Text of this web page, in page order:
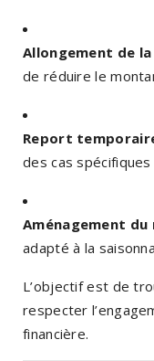
Allongement de
de réduire le
Report
des cas spécifiques
Aménagement
adapté à la
L’objectif est de
respecter
financière.